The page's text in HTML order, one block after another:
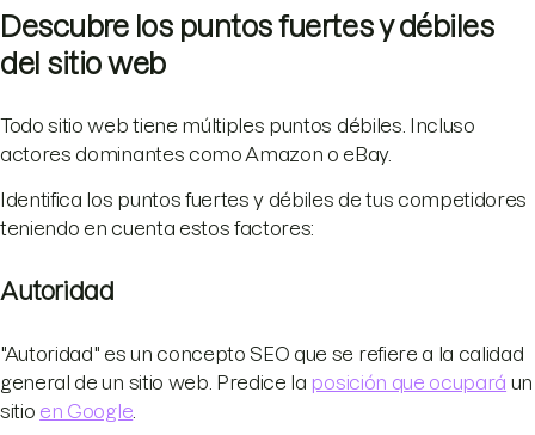
Descubre los puntos fuertes y débiles
del sitio web
Todo sitio web tiene múltiples puntos débiles. Incluso
actores dominantes como Amazon o eBay.
Identifica los puntos fuertes y débiles de tus competidores
teniendo en cuenta estos factores:
Autoridad
"Autoridad" es un concepto SEO que se refiere a la calidad
general de un sitio web. Predice la posición que ocupará un
sitio en Google